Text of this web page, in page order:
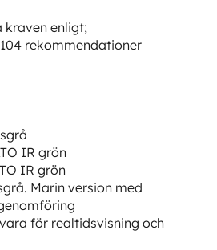
kraven enligt;
rekommendationer
IR grön
IR grön
Marin version med
för realtidsvisning och